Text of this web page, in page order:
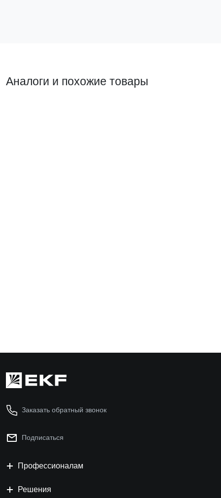
Аналоги и похожие товары
Заказать обратный звонок
Подписаться
Профессионалам
Решения